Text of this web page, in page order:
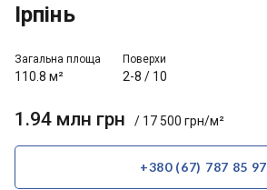
Ірпінь
Загальна площа
110.8 м²
Поверхи
2-8 / 10
1.94 млн грн / 17 500 грн/м²
+380 (67) 787 85 97